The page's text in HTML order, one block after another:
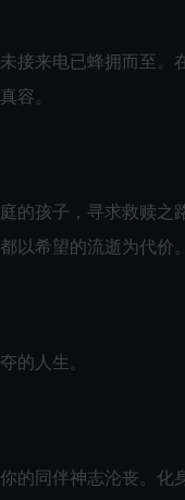
接来电已蜂拥而至
容。
的孩子，寻求救赎之
希望的流逝为代价。
的人生。
的同伴神志沦丧。